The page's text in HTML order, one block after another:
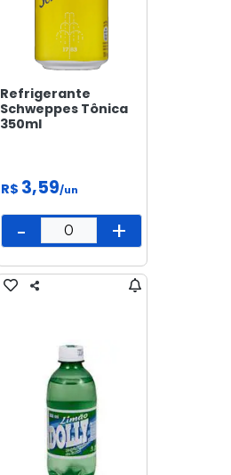
Refrigerante
Schweppes Tônica
350ml
R$ 3,59/un
- +